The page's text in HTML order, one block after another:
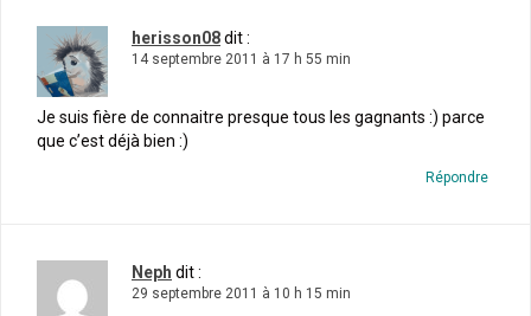
herisson08dit :
14 septembre 2011 à 17 h 55 min
Je suis fière de connaitre presque tous les gagnants :) parce
que c’est déjà bien :)
Répondre
Neph dit :
29 septembre 2011 à 10 h 15 min